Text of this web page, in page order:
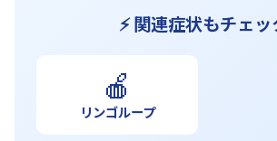
⚡ 関連症状もチェッ
🍎
リンゴループ